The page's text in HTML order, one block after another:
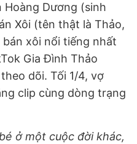
Hoàng Dương (sinh
Xôi (tên thật là Thảo,
bán xôi nổi tiếng nhất
Gia Đình Thảo
dõi. Tối 1/4, vợ
clip cùng dòng trạng
ở một cuộc đời khác,